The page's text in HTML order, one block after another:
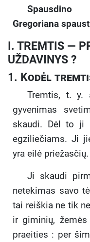
Gregoriana
I. TREMTIS —
UŽDAVINYS ?
1. Kodėl
Tremtis, t. y.
gyvenimas
skaudi. Dėl to ji
egziliečiams. Ji
yra eilė priežasčių.
Ji skaudi
netekimas savo
tai reiškia ne tik
ir giminių,
praeities : per